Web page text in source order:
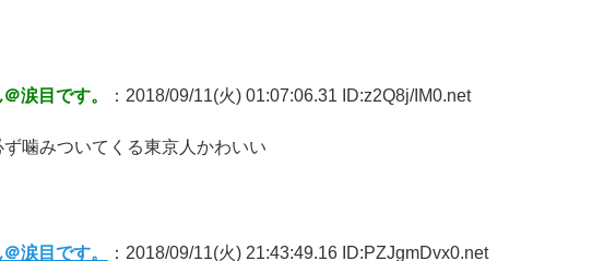
涙目です。 ：2018/09/11(火) 01:07:06.31 ID:z2Q8j/IM0.net
噛みついてくる東京人かわいい
涙目です。 ：2018/09/11(火) 21:43:49.16 ID:PZJgmDvx0.net